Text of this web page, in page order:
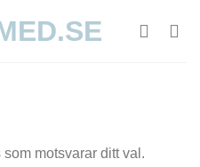
som motsvarar ditt val.